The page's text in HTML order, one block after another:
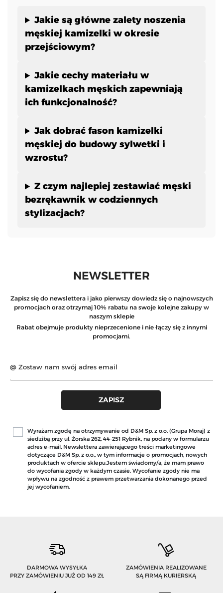
Jakie są główne zalety noszenia
męskiej kamizelki w okresie
przejściowym?
Jakie cechy materiału w
kamizelkach męskich zapewniają
ich funkcjonalność?
Jak dobrać fason kamizelki
męskiej do budowy sylwetki i
wzrostu?
Z czym najlepiej zestawiać męski
bezrękawnik w codziennych
stylizacjach?
NEWSLETTER
Zapisz się do newslettera i jako pierwszy dowiedz się o najnowszych
promocjach oraz otrzymaj 10% rabatu na swoje kolejne zakupy w
naszym sklepie
Rabat obejmuje produkty nieprzecenione i nie łączy się z innymi
promocjami.
Wyrażam zgodę na otrzymywanie od D&M Sp. z o.o. (Grupa Moraj) z
siedzibą przy ul. Żorska 262, 44-251 Rybnik, na podany w formularzu
adres e-mail, Newslettera zawierającego treści marketingowe
dotyczące D&M Sp. z o.o., w tym informacje o promocjach, nowych
produktach w ofercie sklepu.Jestem świadomy/a, że mam prawo
do wycofania zgody w każdym czasie. Wycofanie zgody nie ma
wpływu na zgodność z prawem przetwarzania dokonanego przed
jej wycofaniem.
DARMOWA WYSYŁKA
PRZY ZAMÓWIENIU JUŻ OD 149 ZŁ
ZAMÓWIENIA REALIZOWANE
SĄ FIRMĄ KURIERSKĄ